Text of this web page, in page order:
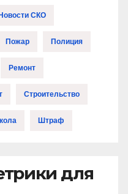
Новости СКО
Пожар Полиция
Ремонт
Строительство
Штраф
для